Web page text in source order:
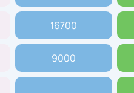
16700
9000